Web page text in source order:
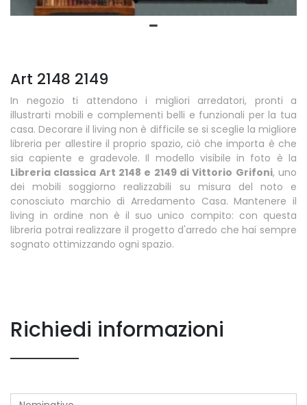
Art 2148 2149
In negozio ti attendono i migliori arredatori, pronti a
illustrarti mobili e complementi belli e funzionali per la tua
casa. Decorare il living non è difficile se si sceglie la migliore
libreria per allestire il proprio spazio, ciò che importa è che
sia capiente e gradevole. Il modello visibile in foto è la
Libreria classica Art 2148 e 2149 di Vittorio Grifoni, uno
dei mobili soggiorno realizzabili su misura del noto e
conosciuto marchio di Arredamento Casa. Mantenere il
living in ordine non è il suo unico compito: con questa
libreria potrai realizzare il progetto d'arredo che hai sempre
sognato ottimizzando ogni spazio.
Richiedi informazioni